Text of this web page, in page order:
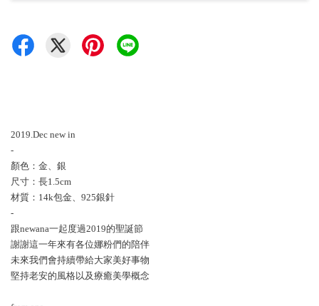
2019.Dec new in
-
顏色：金、銀
尺寸：長1.5cm
材質：14k包金、925銀針
-
跟newana一起度過2019的聖誕節
謝謝這一年來有各位娜粉們的陪伴
未來我們會持續帶給大家美好事物
堅持老安的風格以及療癒美學概念